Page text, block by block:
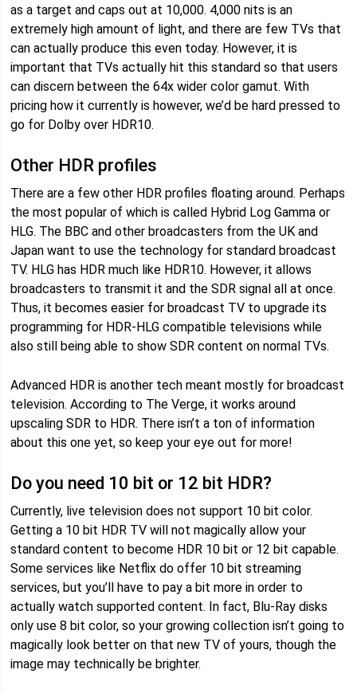
as a target and caps out at 10,000. 4,000 nits is an
extremely high amount of light, and there are few TVs that
can actually produce this even today. However, it is
important that TVs actually hit this standard so that users
can discern between the 64x wider color gamut. With
pricing how it currently is however, we’d be hard pressed to
go for Dolby over HDR10.
Other HDR profiles
There are a few other HDR profiles floating around. Perhaps
the most popular of which is called Hybrid Log Gamma or
HLG. The BBC and other broadcasters from the UK and
Japan want to use the technology for standard broadcast
TV. HLG has HDR much like HDR10. However, it allows
broadcasters to transmit it and the SDR signal all at once.
Thus, it becomes easier for broadcast TV to upgrade its
programming for HDR-HLG compatible televisions while
also still being able to show SDR content on normal TVs.
Advanced HDR is another tech meant mostly for broadcast
television. According to The Verge, it works around
upscaling SDR to HDR. There isn’t a ton of information
about this one yet, so keep your eye out for more!
Do you need 10 bit or 12 bit HDR?
Currently, live television does not support 10 bit color.
Getting a 10 bit HDR TV will not magically allow your
standard content to become HDR 10 bit or 12 bit capable.
Some services like Netflix do offer 10 bit streaming
services, but you’ll have to pay a bit more in order to
actually watch supported content. In fact, Blu-Ray disks
only use 8 bit color, so your growing collection isn’t going to
magically look better on that new TV of yours, though the
image may technically be brighter.